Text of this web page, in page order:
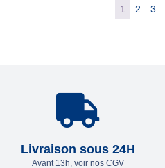
1 2 3
Livraison sous 24H
Avant 13h, voir nos CGV